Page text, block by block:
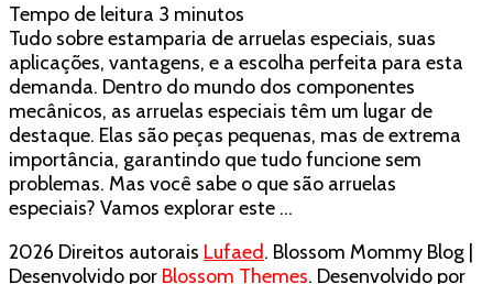
de
arruelas
especiais:
onde
fazer?
Tempo de leitura 3 minutos
Tudo sobre estamparia de arruelas especiais, suas
aplicações, vantagens, e a escolha perfeita para esta
demanda. Dentro do mundo dos componentes
mecânicos, as arruelas especiais têm um lugar de
destaque. Elas são peças pequenas, mas de extrema
importância, garantindo que tudo funcione sem
problemas. Mas você sabe o que são arruelas
especiais? Vamos explorar este …
2026 Direitos autorais Lufaed. Blossom Mommy Blog |
Desenvolvido por Blossom Themes. Desenvolvido por